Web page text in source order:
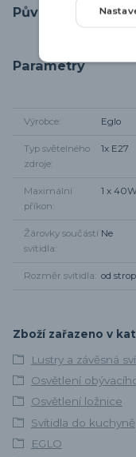
Původ zboží
Parametry
Výrobce Eglo
Typ světelného
zdroje
1x E27
Maximální
příkon
1 x
Žárovky součástí
svítidla
Ne
Rozměr svítidla od
Zboží zařazeno v
Lustry a závěsná
Osvětlení
Osvětlení ložnice
Svítidla do kuchyně
EGLO